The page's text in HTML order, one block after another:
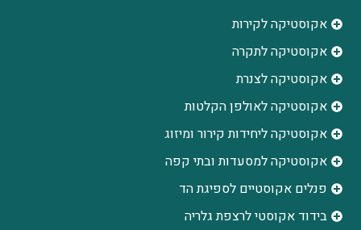
אקוסטיקה לקירות
אקוסטיקה לתקרה
אקוסטיקה לצנרת
אקוסטיקה לאולפן הקלטות
‫אקוסטיקה ליחידות קירור ומיזוג
אקוסטיקה למסעדות ובתי קפה
פנלים אקוסטיים לספיגת הד
בידוד אקוסטי לרצפת גלריה